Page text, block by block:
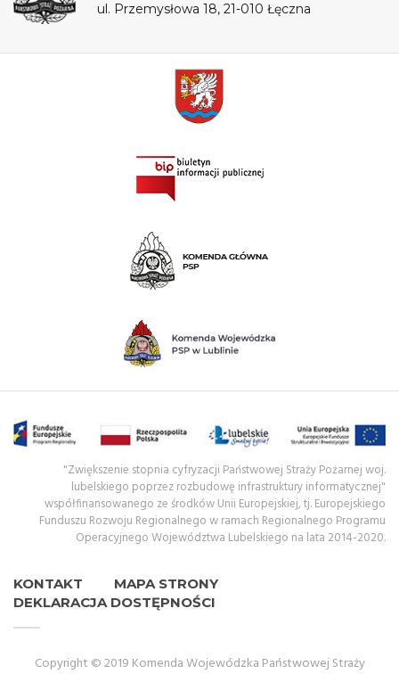
ul. Przemysłowa 18, 21-010 Łęczna
KONTAKT
MAPA STRONY
DEKLARACJA DOSTĘPNOŚCI
Copyright © 2019 Komenda Wojewódzka Państwowej Straży
"Zwiększenie stopnia cyfryzacji Państwowej Straży Pożarnej woj.
lubelskiego poprzez rozbudowę infrastruktury informatycznej"
współfinansowanego ze środków Unii Europejskiej, tj. Europejskiego
Funduszu Rozwoju Regionalnego w ramach Regionalnego Programu
Operacyjnego Województwa Lubelskiego na lata 2014-2020.